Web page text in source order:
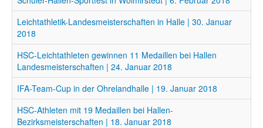
Leichtathletik-Landesmeisterschaften in Halle | 30. Januar
2018
HSC-Leichtathleten gewinnen 11 Medaillen bei Hallen
Landesmeisterschaften | 24. Januar 2018
IFA-Team-Cup in der Ohrelandhalle | 19. Januar 2018
HSC-Athleten mit 19 Medaillen bei Hallen-
Bezirksmeisterschaften | 18. Januar 2018